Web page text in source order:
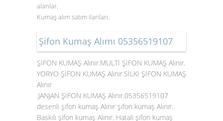
alanlar.
Kumaş alım satım ilanları.
Şifon Kumaş Alımı 05356519107
ŞİFON KUMAŞ Alınır.MULTİ ŞİFON KUMAŞ Alınır.
YORYO ŞİFON KUMAŞ Alınır.SİLKİ ŞİFON KUMAŞ
Alınır
.JANJAN ŞİFON KUMAŞ Alınır.05356519107
desenli şifon kumaş Alınır şifon kumaş Alınır.
Baskılı şifon kumaş Alınır. Hatalı şifon kumaş